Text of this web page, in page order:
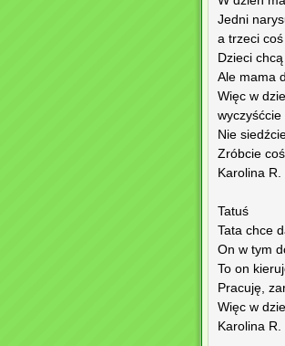
Jedni
a trzeci
Dzieci
Ale mama
Więc w
Nie
Zróbcie
Karolina R.
Tatuś
Tata chce
On w tym
To on
Pracuję,
Więc w
Karolina R.